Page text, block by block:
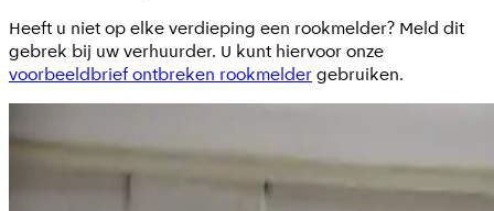
Heeft u niet op elke verdieping een rookmelder? Meld dit
gebrek bij uw verhuurder. U kunt hiervoor onze
voorbeeldbrief ontbreken rookmeldergebruiken.